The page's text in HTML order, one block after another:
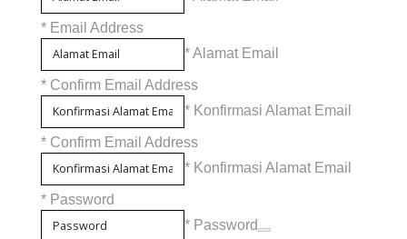
* Email Address
* Alamat Email
* Confirm Email Address
* Konfirmasi Alamat Email
* Confirm Email Address
* Konfirmasi Alamat Email
* Password
* Password